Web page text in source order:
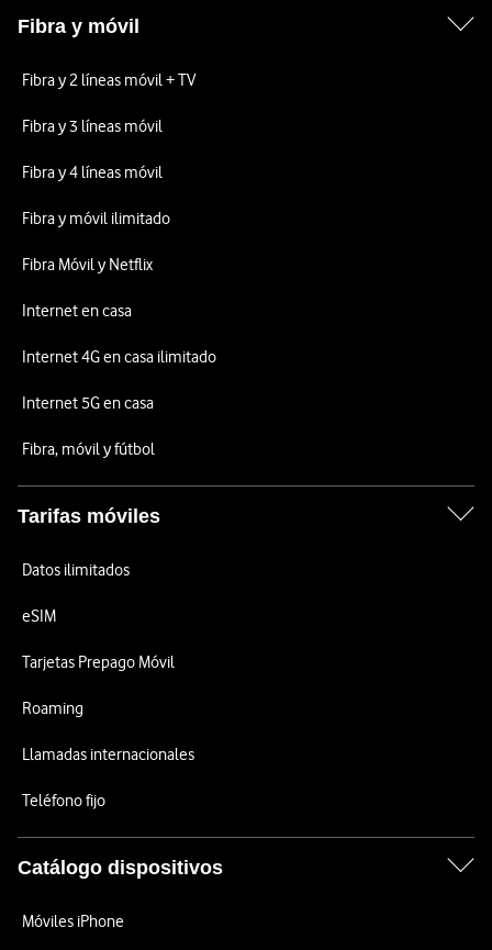
Fibra y móvil
Fibra y 2 líneas móvil + TV
Fibra y 3 líneas móvil
Fibra y 4 líneas móvil
Fibra y móvil ilimitado
Fibra Móvil y Netflix
Internet en casa
Internet 4G en casa ilimitado
Internet 5G en casa
Fibra, móvil y fútbol
Tarifas móviles
Datos ilimitados
eSIM
Tarjetas Prepago Móvil
Roaming
Llamadas internacionales
Teléfono fijo
Catálogo dispositivos
Móviles iPhone